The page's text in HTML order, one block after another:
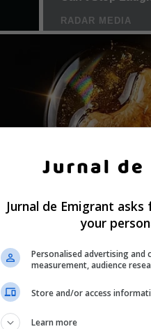
Jurnal de Emigrant
your
Personalised advertising
measurement, audience
Store and/or access
Learn more